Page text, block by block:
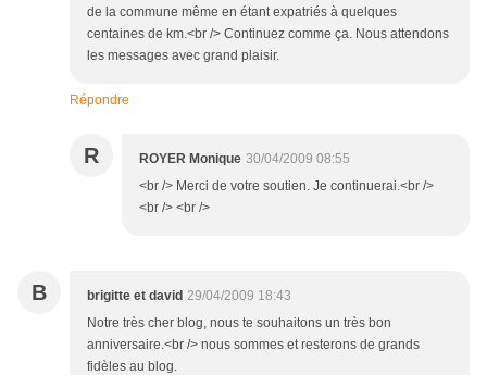
de la commune même en étant expatriés à quelques
centaines de km.<br /> Continuez comme ça. Nous attendons
les messages avec grand plaisir.
Répondre
R ROYER Monique 30/04/2009 08:55
<br /> Merci de votre soutien. Je continuerai.<br />
<br /> <br />
B brigitte et david 29/04/2009 18:43
Notre très cher blog, nous te souhaitons un très bon
anniversaire.<br /> nous sommes et resterons de grands
fidèles au blog.